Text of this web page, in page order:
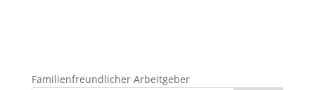
Familienfreundlicher Arbeitgeber